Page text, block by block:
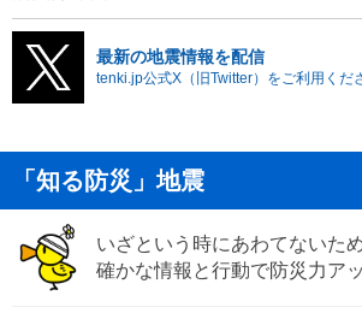
最新の地震情報を配信
tenki.jp公式X（旧Twitter）をご利用くだ
「知る防災」地震
いざという時にあわてないた
確かな情報と行動で防災力ア